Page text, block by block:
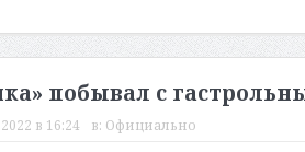
побывал с
в 16:24 в: Официально